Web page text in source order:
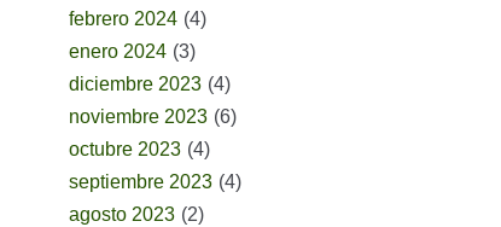
febrero 2024 (4)
enero 2024 (3)
diciembre 2023 (4)
noviembre 2023 (6)
octubre 2023 (4)
septiembre 2023 (4)
agosto 2023 (2)